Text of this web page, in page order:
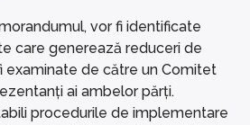
vor fi identificate
care generează reduceri de
examinate de către un Comitet
ai ambelor părți.
procedurile de implementare